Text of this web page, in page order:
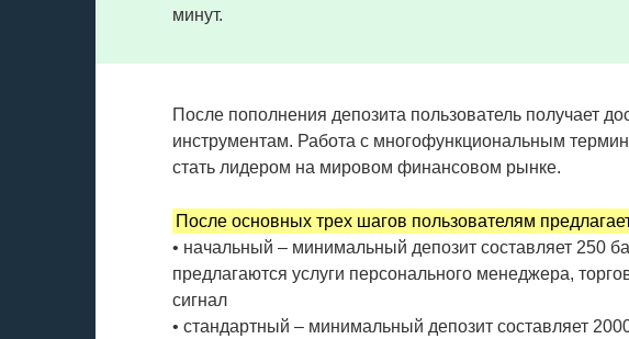
минут.
После пополнения депозита пользователь получает
инструментам. Работа с многофункциональным
стать лидером на мировом финансовом рынке.
После основных трех шагов пользователям
• начальный – минимальный депозит составляет 250
предлагаются услуги персонального менеджера,
сигнал
• стандартный – минимальный депозит составляет